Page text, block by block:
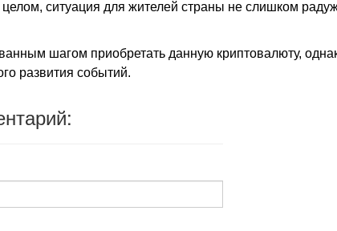
ситуация для жителей страны не слишком
шагом приобретать данную криптовалюту,
развития событий.